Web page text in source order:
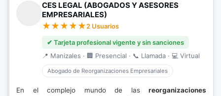
CES LEGAL (ABOGADOS Y ASESORES
EMPRESARIALES)
2 Usuarios
✔ Tarjeta profesional vigente y sin sanciones
📍 Manizales · 🏢 Presencial · 📞 Llamada · 💻 Virtual
Abogado de Reorganizaciones Empresariales
En el complejo mundo de las reorganizaciones